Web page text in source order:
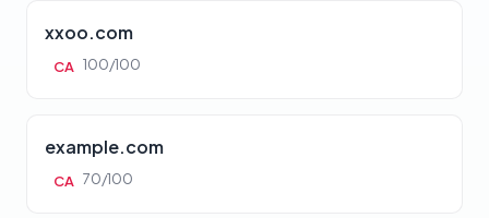
xxoo.com
CA 100/100
example.com
CA 70/100